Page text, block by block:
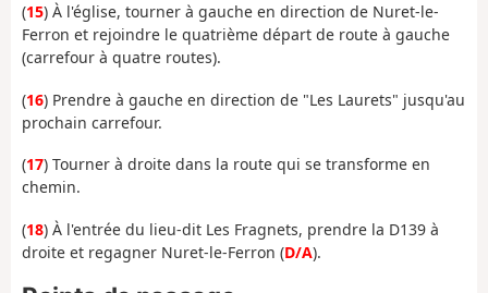
(15) À l'église, tourner à gauche en direction de Nuret-le-
Ferron et rejoindre le quatrième départ de route à gauche
(carrefour à quatre routes).
(16) Prendre à gauche en direction de "Les Laurets" jusqu'au
prochain carrefour.
(17) Tourner à droite dans la route qui se transforme en
chemin.
(18) À l'entrée du lieu-dit Les Fragnets, prendre la D139 à
droite et regagner Nuret-le-Ferron (D/A).